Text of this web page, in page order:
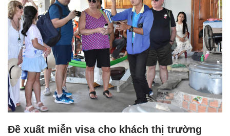
Đề xuất miễn visa cho khách thị trường